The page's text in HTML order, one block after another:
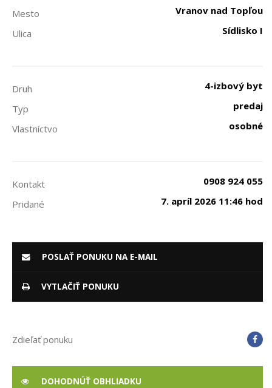
Mesto
Vranov nad Topľou
Ulica
Sídlisko I
Druh
4-izbový byt
Typ
predaj
Vlastníctvo
osobné
Kontakt
0908 924 055
Pridané
7. apríl 2026 11:46 hod
POSLAŤ PONUKU NA E-MAIL
VYTLAČIŤ PONUKU
Zdieľať ponuku
DOHODNÚŤ OBHLIADKU